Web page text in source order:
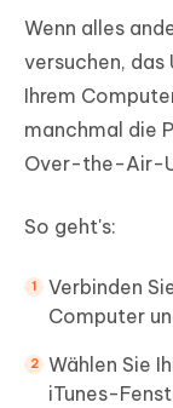
Wenn alles
versuchen, das
Ihrem
manchmal die
Over-the-Air-
So geht's:
Verbinden
Computer
Wählen Sie
iTunes-